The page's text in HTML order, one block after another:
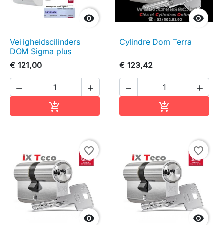

Veiligheidscilinders
DOM Sigma plus
€ 121,00
 


Cylindre Dom Terra
€ 123,42
 


favorite_border

favorite_border